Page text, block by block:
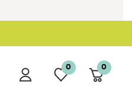
0 0